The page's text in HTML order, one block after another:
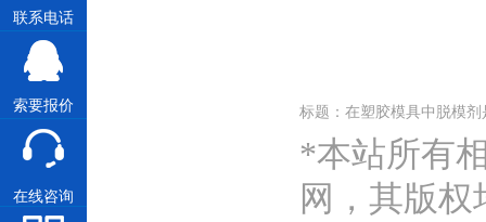
标题：在塑胶模具中脱模剂
*本站所有
网，其版
联系电话
索要报价
在线咨询